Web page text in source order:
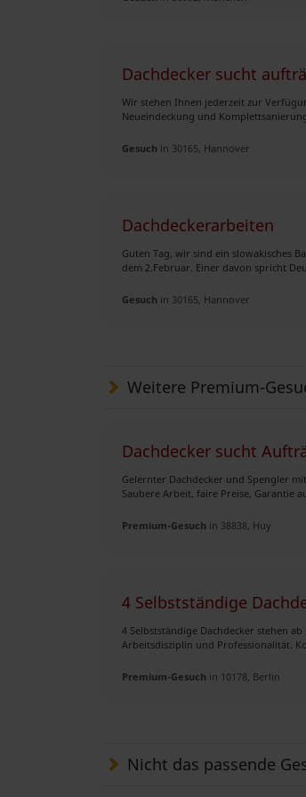
Dachdecker sucht
Wir stehen Ihnen jederzeit zur
Neueindeckung und
Gesuch in 30165, Hannover
Dachdeckerarbeiten
Guten Tag, wir sind ein slowakisches
dem 2.Februar. Einer davon spricht
Gesuch in 30165, Hannover
Weitere Premium-
Dachdecker sucht
Gelernter Dachdecker und Spengler
Saubere Arbeit, faire Preise, Garantie
Premium-Gesuch in 38838, Huy
4 Selbstständige
4 Selbstständige Dachdecker stehen
Arbeitsdisziplin und Professionalität.
Premium-Gesuch in 10178, Berlin
Nicht das passende